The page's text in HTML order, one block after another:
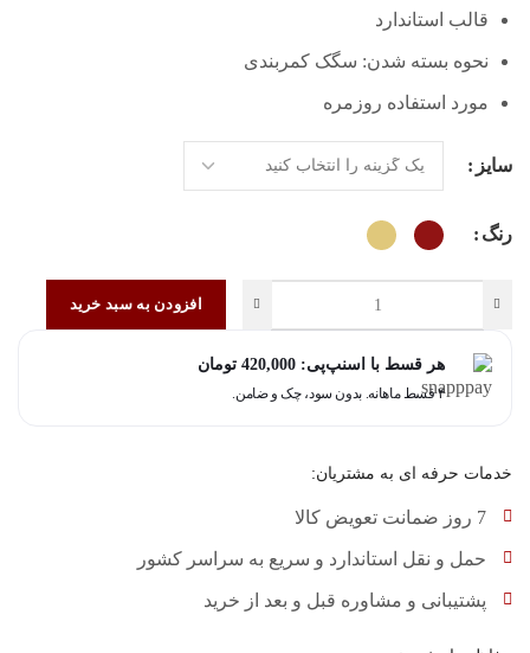
قالب استاندارد
نحوه بسته شدن: سگک کمربندی
مورد استفاده روزمره
سایز
رنگ
افزودن به سبد خرید
هر قسط با اسنپ‌پی: 420,000 تومان
۴ قسط ماهانه. بدون سود، چک و ضامن.
خدمات حرفه ای به مشتریان:
7 روز ضمانت تعویض کالا
حمل و نقل استاندارد و سریع به سراسر کشور
پشتیبانی و مشاوره قبل و بعد از خرید